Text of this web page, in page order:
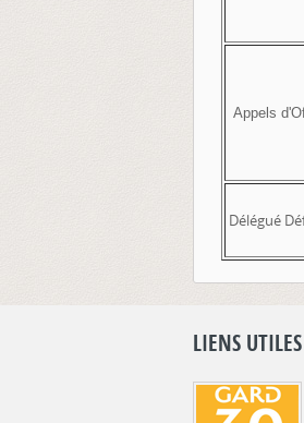
Appels
Délégué
LIENS UTILES